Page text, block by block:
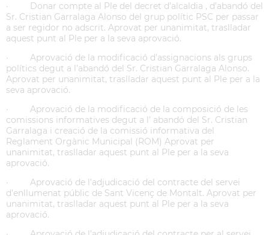
· Donar compte al Ple del decret d’alcaldia , d’abandó del
Sr. Cristian Garralaga Alonso del grup polític PSC per passar
a ser regidor no adscrit. Aprovat per unanimitat, traslladar
aquest punt al Ple per a la seva aprovació.
· Aprovació de la modificació d’assignacions als grups
polítics degut a l’abandó del Sr. Cristian Garralaga Alonso.
Aprovat per unanimitat, traslladar aquest punt al Ple per a la
seva aprovació.
· Aprovació de la modificació de la composició de les
comissions informatives degut a l’ abandó del Sr. Cristian
Garralaga i creació de la comissió informativa del
Reglament Orgànic Municipal (ROM) Aprovat per
unanimitat, traslladar aquest punt al Ple per a la seva
aprovació.
· Aprovació de l’adjudicació del contracte del servei
d’enllumenat públic de Sant Vicenç de Montalt. Aprovat per
unanimitat, traslladar aquest punt al Ple per a la seva
aprovació.